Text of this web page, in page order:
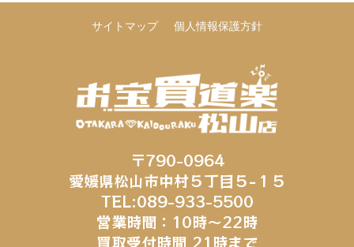
サイトマップ 個人情報保護方針
〒790-0964
愛媛県松山市中村５丁目５−１５
TEL:089-933-5500
営業時間：10時～22時
買取受付時間 21時まで